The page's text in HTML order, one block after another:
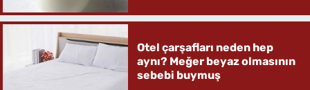
Otel çarşafları neden hep
aynı? Meğer beyaz olmasının
sebebi buymuş